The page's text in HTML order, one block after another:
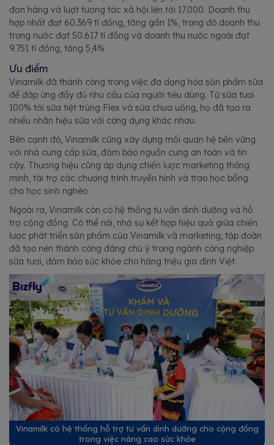
đơn hàng và lượt tương tác xã hội lên tới 17.000. Doanh thu
hợp nhất đạt 60.369 tỉ đồng, tăng gần 1%, trong đó doanh thu
trong nước đạt 50.617 tỉ đồng và doanh thu nước ngoài đạt
9.751 tỉ đồng, tăng 5,4%.
Ưu điểm
Vinamilk đã thành công trong việc đa dạng hóa sản phẩm sữa
để đáp ứng đầy đủ nhu cầu của người tiêu dùng. Từ sữa tươi
100% tới sữa tiệt trùng Flex và sữa chua uống, họ đã tạo ra
nhiều nhãn hiệu sữa với công dụng khác nhau.
Bên cạnh đó, Vinamilk cũng xây dựng mối quan hệ bền vững
với nhà cung cấp sữa, đảm bảo nguồn cung an toàn và tin
cậy. Thương hiệu cũng áp dụng chiến lược marketing thông
minh, tài trợ các chương trình truyền hình và trao học bổng
cho học sinh nghèo.
Ngoài ra, Vinamilk còn có hệ thống tư vấn dinh dưỡng và hỗ
trợ cộng đồng. Có thể nói, nhờ sự kết hợp hiệu quả giữa chiến
lược phát triển sản phẩm của Vinamilk và marketing, tập đoàn
đã tạo nên thành công đáng chú ý trong ngành công nghiệp
sữa tươi, đảm bảo sức khỏe cho hàng triệu gia đình Việt.
Vinamilk có hệ thống hỗ trợ tư vấn dinh dưỡng cho cộng đồng
trong việc nâng cao sức khỏe